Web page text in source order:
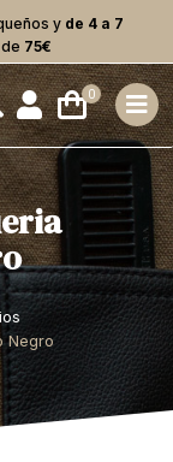
y de 4 a 7
75€
Negro